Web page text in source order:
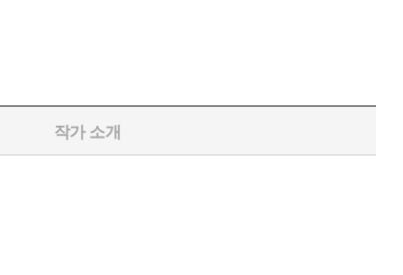
순간 바로 내가 지는 거란 말이야.”
작가 소개